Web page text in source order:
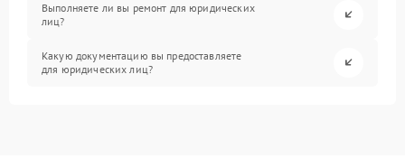
Выполняете ли вы ремонт для юридических
лиц?
Какую документацию вы предоставляете
для юридических лиц?